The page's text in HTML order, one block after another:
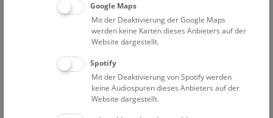
Museums und Naturhistorisches Museum Wien
Wissenschaftler*innen des Museums und Gastvortragende
präsentieren im Vortragssaal
Forschungsergebnisse und aktuelle Themen.
Findet im Vortragssaal statt.
Google Maps
Mit der Deaktivierung der Google Maps
werden keine Karten dieses Anbieters auf der
Website dargestellt.
Spotify
Mit der Deaktivierung von Spotify werden
keine Audiospuren dieses Anbieters auf der
Website dargestellt.